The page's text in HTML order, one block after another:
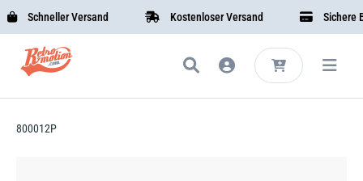
Schneller Versand Kostenloser Versand Sichere
800012P